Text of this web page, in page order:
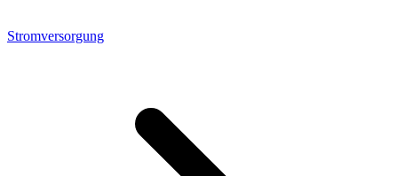
Stromversorgung